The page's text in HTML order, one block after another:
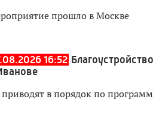
прошло в Москве
16:52
в порядок по